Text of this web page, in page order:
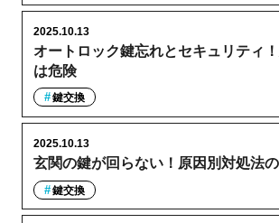
オートロック鍵忘れとセキュリティ
は危険
2025.10.13
鍵交換
玄関の鍵が回らない！原因別対処法
2025.10.13
鍵交換